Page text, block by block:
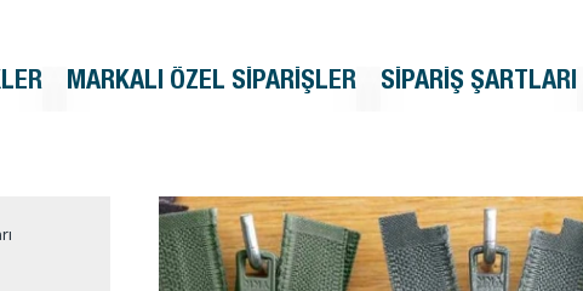
MARKALI ÖZEL SIPARIŞLER SIPARIŞ ŞARTLARI